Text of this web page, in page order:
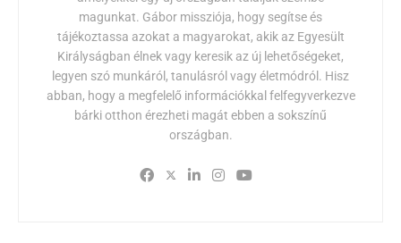
magunkat. Gábor missziója, hogy segítse és
tájékoztassa azokat a magyarokat, akik az Egyesült
Királyságban élnek vagy keresik az új lehetőségeket,
legyen szó munkáról, tanulásról vagy életmódról. Hisz
abban, hogy a megfelelő információkkal felfegyverkezve
bárki otthon érezheti magát ebben a sokszínű
országban.